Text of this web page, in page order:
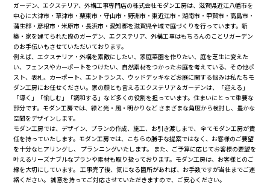
ガーデン、エクステリア、外構工事専門店の株式会社モダン工房は、滋賀県近江八幡市を
中心に大津市・草津市・栗東市・守山市・野洲市・東近江市・湖南市・甲賀市・高島市・
蒲生郡・彦根市・米原市・長浜市・愛知郡を滋賀県全域で庭づくりを行っています。新
築・家を建てられた際のガーデン、エクステリア、外構工事はもちろんのことリガーデン
のお手伝いもさせていただいております。
例えば、エクステリア・外構を素敵にしたい、家庭菜園を作りたい、庭を芝生に変えた
い、フェンスやカーポートをつけたい、自然素材をつかったお庭を考えている、その他ポ
スト、表札、カーポート、エントランス、ウッドデッキなどお庭に関する悩みは私たちモ
ダン工房にお任せください。家の顔とも言えるエクステリア＆ガーデンは、「迎える」
「導く」「愉しむ」「調和する」など多くの役割を担っています。住まいにとって重要な
部分です。モダン工房では、緑と光・風・明かりなど さまざまな角度から検討し、豊かな
空間をデザインします。
モダン工房では、デザイン、プランの作成、施工、お引き渡しまで、 全てモダン工房が責
任を持っていたします。モダン工房では、こちらの勝手な提案ではなく、お客様のご要望
を十分なヒアリングし、 プランニングいたします。 また、ご予算に応じてお客様の要望を
叶えるリーズナブルなプランや素材も取り扱っております。モダン工房は、お客様とのご
縁を大切にしています。 工事完了後、気になる箇所があれば、お手数ですが当社までご連
絡ください。 誠意を持ってご対応させていただきますので、ご安心ください。